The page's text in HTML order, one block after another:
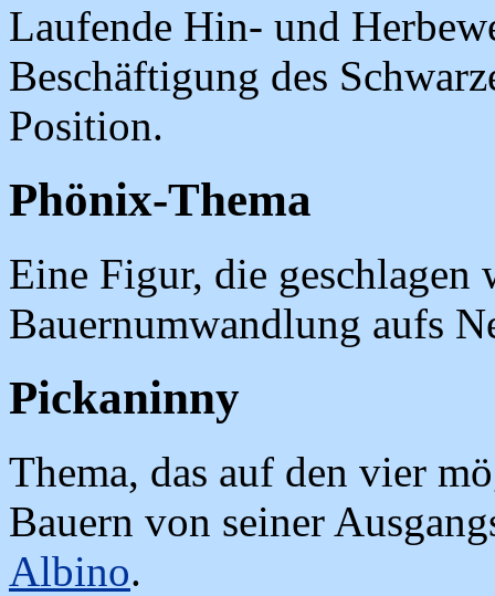
Laufende Hin- und
Beschäftigung des
Position.
Phönix-Thema
Eine Figur, die geschlagen
Bauernumwandlung aufs
Pickaninny
Thema, das auf den vier
Bauern von seiner
Albino.